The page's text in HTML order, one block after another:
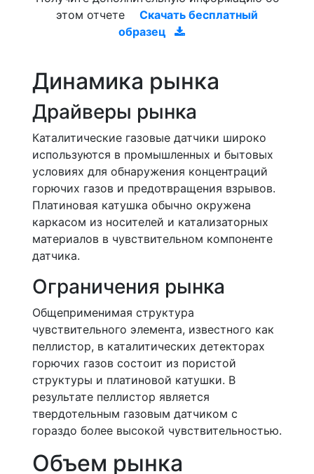
этом отчете
Скачать бесплатный
образец
Динамика рынка
Драйверы рынка
Каталитические газовые датчики широко
используются в промышленных и бытовых
условиях для обнаружения концентраций
горючих газов и предотвращения взрывов.
Платиновая катушка обычно окружена
каркасом из носителей и катализаторных
материалов в чувствительном компоненте
датчика.
Ограничения рынка
Общеприменимая структура
чувствительного элемента, известного как
пеллистор, в каталитических детекторах
горючих газов состоит из пористой
структуры и платиновой катушки. В
результате пеллистор является
твердотельным газовым датчиком с
гораздо более высокой чувствительностью.
Объем рынка